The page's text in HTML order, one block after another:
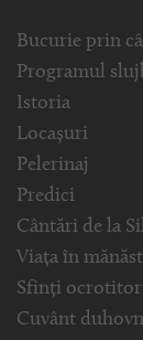
Bucurie prin
Programul
Istoria
Locașuri
Pelerinaj
Predici
Cântări de la
Viața în
Sfinți
Cuvânt